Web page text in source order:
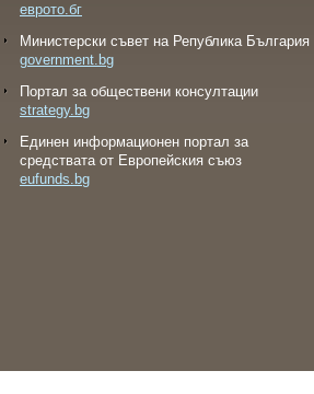
еврото.бг
Министерски съвет на Република България
government.bg
Портал за обществени консултации
strategy.bg
Eдинен информационен портал за
средствата от Европейския съюз
eufunds.bg